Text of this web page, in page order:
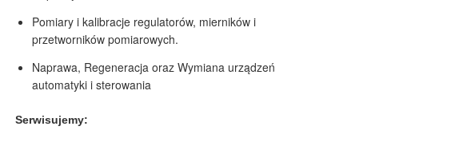
Pomiary i kalibracje regulatorów, mierników i
przetworników pomiarowych.
Naprawa, Regeneracja oraz Wymiana urządzeń
automatyki i sterowania
Serwisujemy: